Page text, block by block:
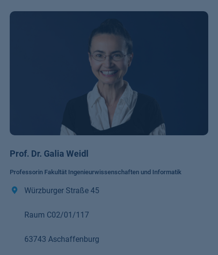
Prof. Dr. Galia Weidl
Professorin Fakultät Ingenieurwissenschaften und Informatik
Würzburger Straße 45
Raum C02/01/117
63743 Aschaffenburg